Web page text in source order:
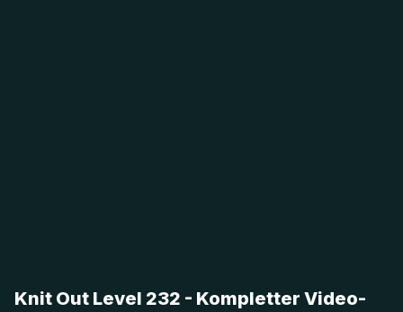
Knit Out Level 232 - Kompletter Video-